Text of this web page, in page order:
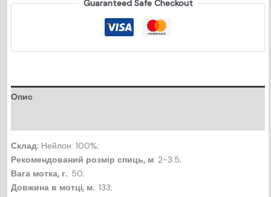
Guaranteed Safe Checkout
Опис
Склад:Нейлон: 100%;
Рекомендований розмір спиць, м: 2-3.5;
Вага мотка, г.: 50;
Довжина в мотцi, м.: 133;